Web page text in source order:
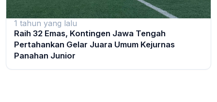
1 tahun yang lalu
Raih 32 Emas, Kontingen Jawa Tengah
Pertahankan Gelar Juara Umum Kejurnas
Panahan Junior